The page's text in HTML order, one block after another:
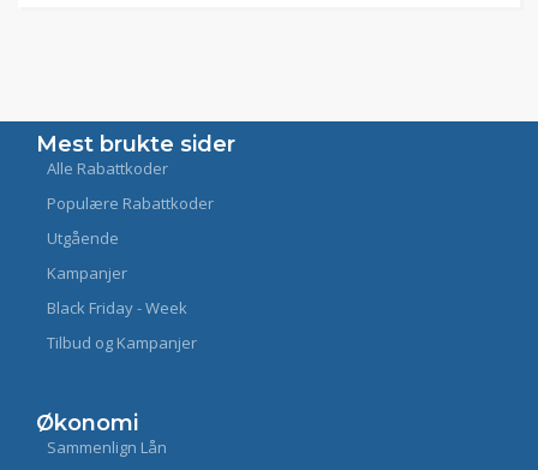
Mest brukte sider
Alle Rabattkoder
Populære Rabattkoder
Utgående
Kampanjer
Black Friday - Week
Tilbud og Kampanjer
Økonomi
Sammenlign Lån